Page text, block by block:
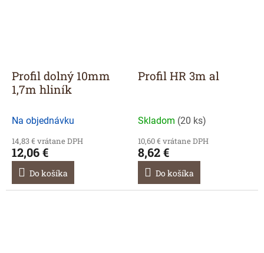
Profil dolný 10mm
1,7m hliník
Na objednávku
14,83 € vrátane DPH
12,06 €
Do košíka
Profil HR 3m al
Skladom (20 ks)
10,60 € vrátane DPH
8,62 €
Do košíka